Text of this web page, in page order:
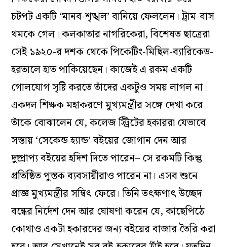
চটপট একটি ‘মানব-শৃঙ্খল’ বানিয়ে ফেললেন। ট্রাম-বাস
থমকে গেল। কলকাতার নাগরিকেরা, বিশেষত ছাত্রেরা
সেই ১৯২০-র দশক থেকে পিকেটিং-মিছিল-ব্যারিকেড-
হরতালে হাত পাকিয়েছেন। কাজেই এ রকম একটি
গোলযোগ সৃষ্টি করতে তাঁদের একটুও সময় লাগল না।
একদল শিক্ষক মহাকরণে মুখ্যমন্ত্রীর সঙ্গে দেখা করে
তাঁকে বোঝালেন যে, কলেজ স্ট্রিটের হকাররা যেভাবে
সস্তায় ‘সেকেন্ড হ্যান্ড’ বইয়ের জোগান দেন আর
দুষ্প্রাপ্য বইয়ের হদিশ দিতে পারেন– সে রকমটি কিন্তু
প্রতিষ্ঠিত পুস্তক ব্যবসায়ীরাও পারেন না। এসব শুনে
প্রাজ্ঞ মুখ্যমন্ত্রীর সম্বিৎ ফেরে। তিনি তৎক্ষণাৎ উচ্ছেদ
বন্ধের নির্দেশ দেন আর ঘোষণা করেন যে, কাছেপিঠে
কোথাও একটা হকারদের জন্য বইয়ের বাজার তৈরি করা